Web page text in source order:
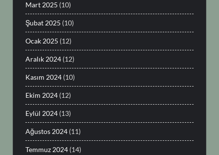
Mart 2025 (10)
Şubat 2025 (10)
Ocak 2025 (12)
Aralık 2024 (12)
Kasım 2024 (10)
Ekim 2024 (12)
Eylül 2024 (13)
Ağustos 2024 (11)
Temmuz 2024 (14)